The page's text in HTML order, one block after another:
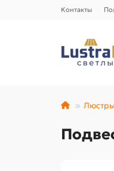
Контакты
Люстры